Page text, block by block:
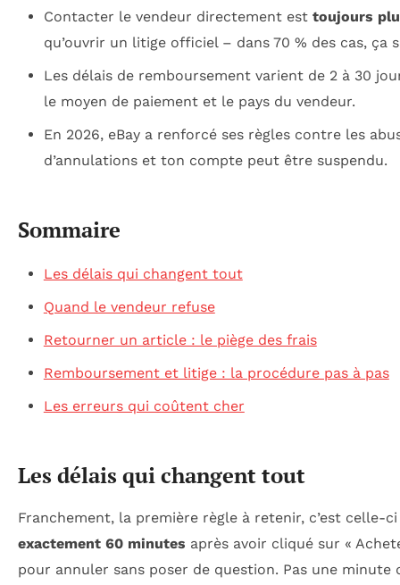
Contacter le vendeur directement est toujours
qu’ouvrir un litige officiel – dans 70 % des cas, ça
Les délais de remboursement varient de 2 à 30
le moyen de paiement et le pays du vendeur.
En 2026, eBay a renforcé ses règles contre les
d’annulations et ton compte peut être suspendu.
Sommaire
Les délais qui changent tout
Quand le vendeur refuse
Retourner un article : le piège des frais
Remboursement et litige : la procédure pas à pas
Les erreurs qui coûtent cher
Les délais qui changent tout
Franchement, la première règle à retenir, c’est celle-
exactement 60 minutes après avoir cliqué sur «
pour annuler sans poser de question. Pas une minute